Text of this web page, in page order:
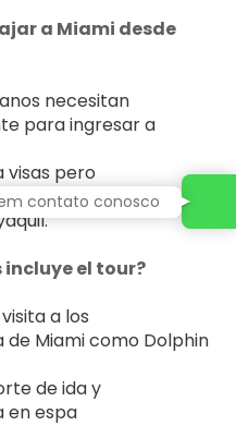
a Miami desde
necesitan
para ingresar a
visas pero
en la Embajada
el tour?
a los
de Miami como Dolphin
de ida y
en espa
contato conosco